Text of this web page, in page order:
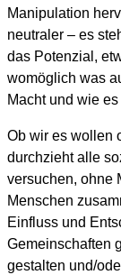
Manipulation
neutraler – es
das Potenzial,
womöglich was
Macht und wie
Ob wir es wollen
durchzieht alle
versuchen, ohne
Menschen
Einfluss und
Gemeinschaften
gestalten und/